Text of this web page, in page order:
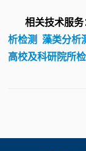
相关技术服
析检测 藻类分析
高校及科研院所